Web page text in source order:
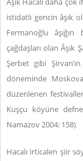
istidatlı gencin âşık
Fermanoğlu
çağdaşları olan Âşık
Şerbet gibi Şirvan’ın
döneminde
düzenlenen
Kuşçu köyüne
Namazov 2004: 158)
Hacalı irticalen şiir